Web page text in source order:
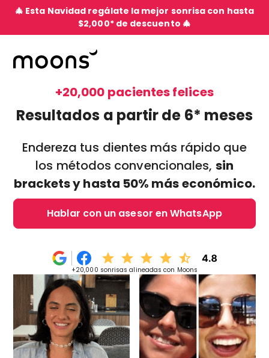
🎄 Esta Navidad regálate la mejor sonrisa con hasta
$2,000* de descuento 🎄
+20,000 pacientes felices
Resultados a partir de 6* meses
Endereza tus dientes más rápido que
los métodos convencionales, sin
brackets y hasta 50% más económico.
Hablar con un asesor en WhatsApp
+20,000 sonrisas alineadas con Moons